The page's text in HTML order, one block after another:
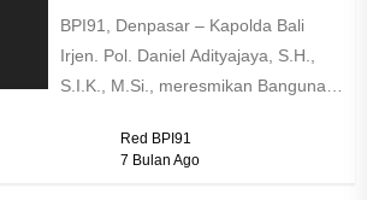
BPI91, Denpasar – Kapolda Bali
Irjen. Pol. Daniel Adityajaya, S.H.,
S.I.K., M.Si., meresmikan Bangunan
Red BPI91
7 Bulan Ago